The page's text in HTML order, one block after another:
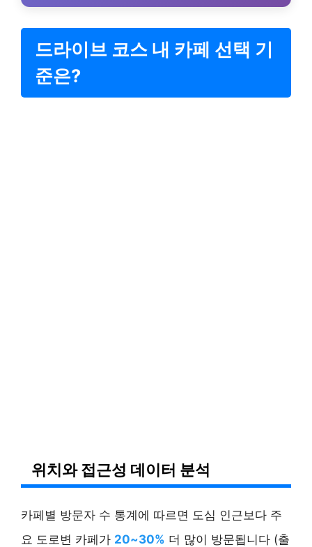
드라이브 코스 내 카페 선택 기
준은?
위치와 접근성 데이터 분석
카페별 방문자 수 통계에 따르면 도심 인근보다 주
요 도로변 카페가 20~30% 더 많이 방문됩니다 (출